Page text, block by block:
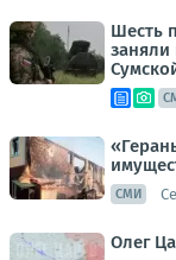
Шесть
заняли
СМИ
Олег